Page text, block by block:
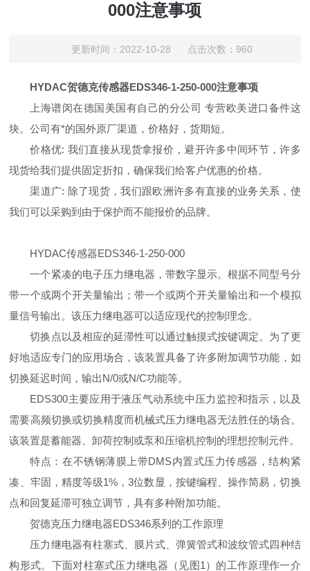
000注意事项
更新时间：2022-10-28 点击次数：960
HYDAC贺德克传感器EDS346-1-250-000注意事项
上海谱闵在德国美国有自己的分公司 专营欧美进口备件这
块。公司有*的国外原厂渠道，价格好，货期短。
价格优: 我们直接从现货拿报价，避开许多中间环节，许多
现货给我们提供固定折扣，确保我们给客户优惠的价格。
渠道广: 除了现货，我们跟欧洲许多有直接的业务关系，使
我们可以采购到由于保护而不能报价的品牌。
HYDAC传感器EDS346-1-250-000
一个紧凑的电子压力继电器，带数字显示。根据不同型号分
带一个或两个开关量输出；带一个或两个开关量输出和一个模拟
量信号输出。该压力继电器可以适应现代的控制理念。
切换点以及相应的延滞性可以通过触摸式按键调定。为了更
好地适应专门的应用场合，该装置具备了许多附加调节功能，如
切换延迟时间，输出N/0或N/C功能等。
EDS300主要应用于液压气动系统中压力监控和指示，以及
需要高频切换或切换精度而机械式压力继电器无法胜任的场合。
该装置是蓄能器、卸荷控制或泵和压缩机控制的理想控制元件。
特点：在不锈钢薄膜上带DMS内置式压力传感器，结构紧
凑、牢固，精度等级1%，3位数显，按键编程、操作简易，切换
点和回复延滞可独立调节，具有多种附加功能。
贺德克压力继电器EDS346系列的工作原理
压力继电器有柱塞式、膜片式、弹簧管式和波纹管式四种结
构形式。下面对柱塞式压力继电器（见图1）的工作原理作一介